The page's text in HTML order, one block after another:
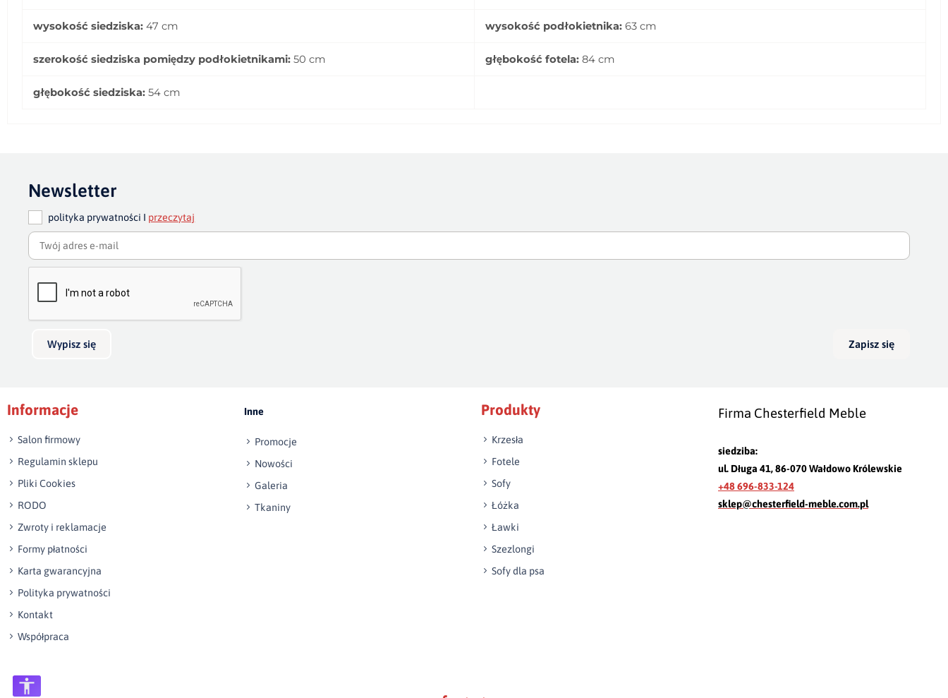
wysokość siedziska: 47 cm wysokość podłokietnika: 63 cm
szerokość siedziska pomiędzy podłokietnikami: 50 cm głębokość fotela: 84 cm
głębokość siedziska: 54 cm
Newsletter
polityka prywatności I przeczytaj
Wypisz się Zapisz się
Informacje
Salon firmowy
Regulamin sklepu
Pliki Cookies
RODO
Zwroty i reklamacje
Formy płatności
Karta gwarancyjna
Polityka prywatności
Kontakt
Współpraca
Inne
Promocje
Nowości
Galeria
Tkaniny
Produkty
Krzesła
Fotele
Sofy
Łóżka
Ławki
Szezlongi
Sofy dla psa
Firma Chesterfield Meble
siedziba:
ul. Długa 41, 86-070 Wałdowo Królewskie
+48 696-833-124
sklep@chesterfield-meble.com.pl